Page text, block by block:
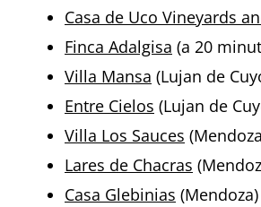
Casa de Uco Vineyards
Finca Adalgisa (a 20
Villa Mansa (Lujan de
Entre Cielos (Lujan de
Villa Los Sauces
Lares de Chacras
Casa Glebinias (Mendoza)